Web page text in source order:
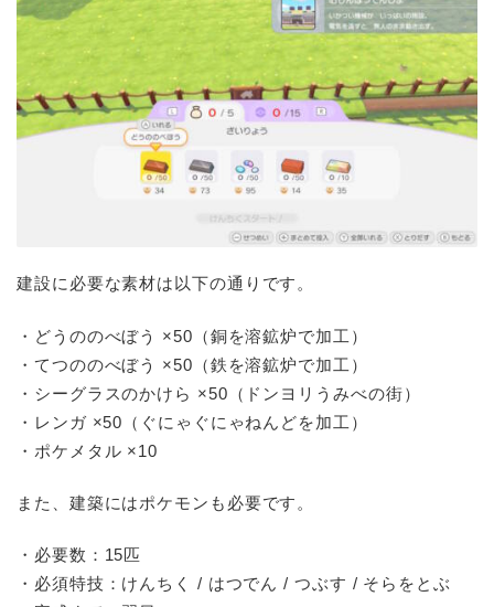
建設に必要な素材は以下の通りです。
・どうののべぼう ×50（銅を溶鉱炉で加工）
・てつののべぼう ×50（鉄を溶鉱炉で加工）
・シーグラスのかけら ×50（ドンヨリうみべの街）
・レンガ ×50（ぐにゃぐにゃねんどを加工）
・ポケメタル ×10
また、建築にはポケモンも必要です。
・必要数：15匹
・必須特技：けんちく / はつでん / つぶす / そらをとぶ